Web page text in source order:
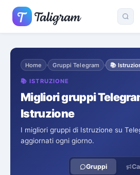
Home › Gruppi Telegram › 📚
📚 ISTRUZIONE
Migliori gruppi
Istruzione
I migliori gruppi di Istruzione su
aggiornati ogni giorno.
Gruppi